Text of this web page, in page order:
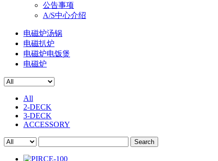
公告事项
A/S中心介绍
电磁炉汤锅
电磁扒炉
电磁炉电饭煲
电磁炉
All
2-DECK
3-DECK
ACCESSORY
Search